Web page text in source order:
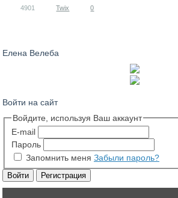
4901 Twix 0
Елена Велеба
Войти на сайт
Войдите, используя Ваш аккаунт
E-mail
Пароль
Запомнить меня Забыли пароль?